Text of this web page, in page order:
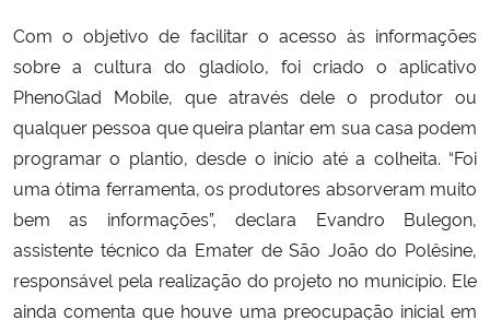
Com o objetivo de facilitar o acesso às informações
sobre a cultura do gladíolo, foi criado o aplicativo
PhenoGlad Mobile, que através dele o produtor ou
qualquer pessoa que queira plantar em sua casa podem
programar o plantio, desde o início até a colheita. “Foi
uma ótima ferramenta, os produtores absorveram muito
bem as informações”, declara Evandro Bulegon,
assistente técnico da Emater de São João do Polêsine,
responsável pela realização do projeto no município. Ele
ainda comenta que houve uma preocupação inicial em